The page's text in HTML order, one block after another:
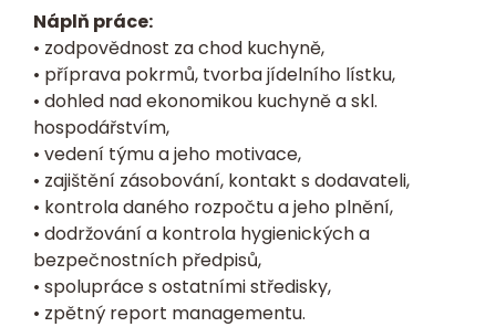
Náplň práce:
• zodpovědnost za chod kuchyně,
• příprava pokrmů, tvorba jídelního lístku,
• dohled nad ekonomikou kuchyně a skl.
hospodářstvím,
• vedení týmu a jeho motivace,
• zajištění zásobování, kontakt s dodavateli,
• kontrola daného rozpočtu a jeho plnění,
• dodržování a kontrola hygienických a
bezpečnostních předpisů,
• spolupráce s ostatními středisky,
• zpětný report managementu.